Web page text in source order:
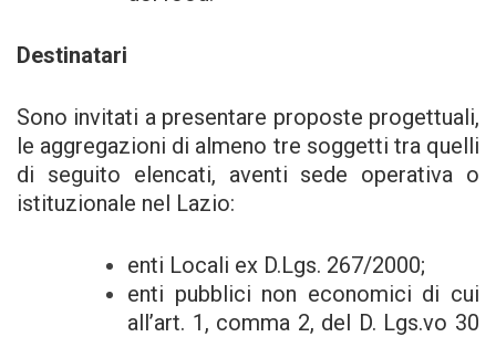
Destinatari
Sono invitati a presentare proposte progettuali,
le aggregazioni di almeno tre soggetti tra quelli
di seguito elencati, aventi sede operativa o
istituzionale nel Lazio:
enti Locali ex D.Lgs. 267/2000;
enti pubblici non economici di cui
all’art. 1, comma 2, del D. Lgs.vo 30